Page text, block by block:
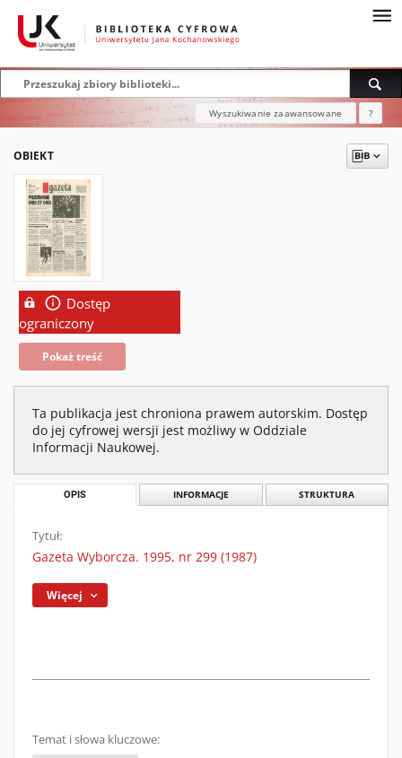
Wyszukiwanie zaawansowane ?
OBIEKT
Dostęp
ograniczony
Pokaż treść
Ta publikacja jest chroniona prawem autorskim. Dostęp
do jej cyfrowej wersji jest możliwy w Oddziale
Informacji Naukowej.
OPIS INFORMACJE STRUKTURA
Tytuł:
Gazeta Wyborcza. 1995, nr 299 (1987)
Więcej
Temat i słowa kluczowe: